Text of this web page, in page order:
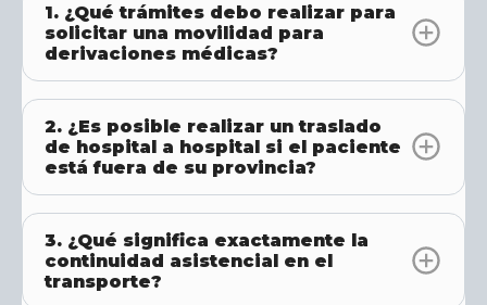
1. ¿Qué trámites debo realizar para
solicitar una movilidad para
derivaciones médicas?
2. ¿Es posible realizar un traslado
de hospital a hospital si el paciente
está fuera de su provincia?
3. ¿Qué significa exactamente la
continuidad asistencial en el
transporte?